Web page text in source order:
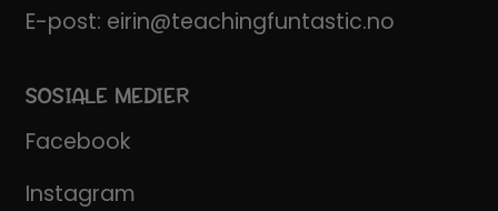
E-post: eirin@teachingfuntastic.no
SOSIALE MEDIER
Facebook
Instagram